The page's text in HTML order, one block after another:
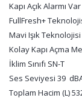
Kapı Açık Alarmı Var
FullFresh+
Mavi Işık
Kolay Kapı Açma
İklim Sınıfı SN-T
Ses Seviyesi 39
Toplam Hacim (L)